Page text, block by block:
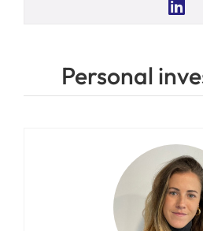
Personal